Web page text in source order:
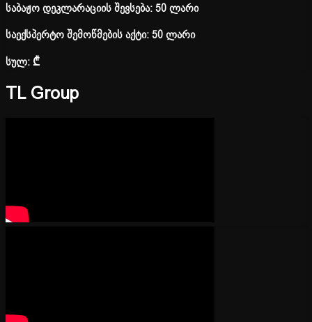
საბაჟო დეკლარაციის შევსება: 50 ლარი
საექსპერტო შემოწმების აქტი: 50 ლარი
სულ:₾
TL Group